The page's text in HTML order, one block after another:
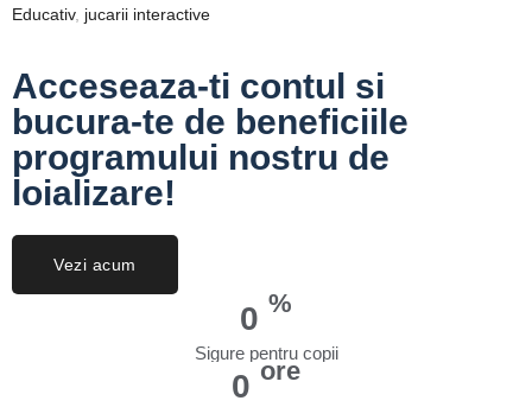
Educativ, jucarii interactive
Acceseaza-ti contul si
bucura-te de beneficiile
programului nostru de
loializare!
Vezi acum
0 %
Sigure pentru copii
0 ore